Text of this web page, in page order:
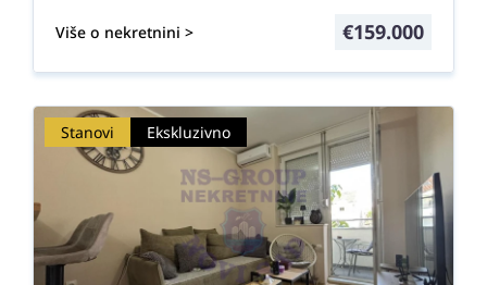
Više o nekretnini > €159.000
Stanovi Ekskluzivno